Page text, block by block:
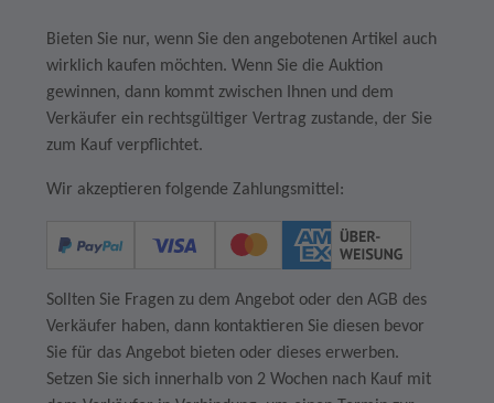
Bieten Sie nur, wenn Sie den angebotenen Artikel auch
wirklich kaufen möchten. Wenn Sie die Auktion
gewinnen, dann kommt zwischen Ihnen und dem
Verkäufer ein rechtsgültiger Vertrag zustande, der Sie
zum Kauf verpflichtet.
Wir akzeptieren folgende Zahlungsmittel:
Sollten Sie Fragen zu dem Angebot oder den AGB des
Verkäufer haben, dann kontaktieren Sie diesen bevor
Sie für das Angebot bieten oder dieses erwerben.
Setzen Sie sich innerhalb von 2 Wochen nach Kauf mit